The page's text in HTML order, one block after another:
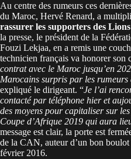
Au centre des rumeurs ces
du Maroc, Hervé Renard, a
rassurer les supporters des
la presse, le président de la
Fouzi Lekjaa, en a remis une
technicien français va honorer son
contrat avec le Maroc jusqu’en
Marocains surpris par les
expliqué le dirigeant. “Je l’ai
contacté par téléphone hier et
des moyens pour capitaliser sur
Coupe d’Afrique 2019 qui aura
message est clair, la porte est
de la CAN, auteur d’un bon boulot
février 2016.